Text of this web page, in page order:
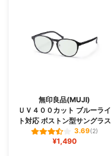
無印良品(MUJI)
ＵＶ４００カット ブルーライ
ト対応 ボストン型サングラス
3.69(2)
¥1,490